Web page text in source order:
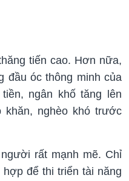
tiến cao. Hơn nữa,
đầu óc thông minh của
ngân khố tăng lên
khăn, nghèo khó trước
rất mạnh mẽ. Chỉ
để thi triển tài năng